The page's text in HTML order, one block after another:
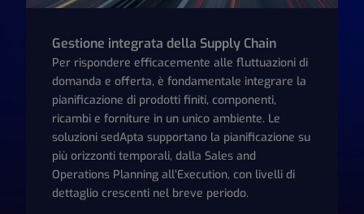
Gestione integrata della Supply Chain
Per rispondere efficacemente alle fluttuazioni di
domanda e offerta, è fondamentale integrare la
pianificazione di prodotti finiti, componenti,
ricambi e forniture in un unico ambiente. Le
soluzioni sedApta supportano la pianificazione su
più orizzonti temporali, dalla Sales and
Operations Planning all’Execution, con livelli di
dettaglio crescenti nel breve periodo.